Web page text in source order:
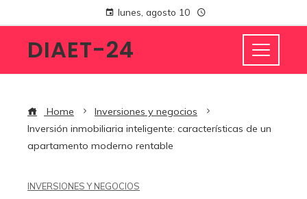
lunes, agosto 10
DIAET-24
Home
Inversiones y negocios
Inversión inmobiliaria inteligente: características de un
apartamento moderno rentable
INVERSIONES Y NEGOCIOS